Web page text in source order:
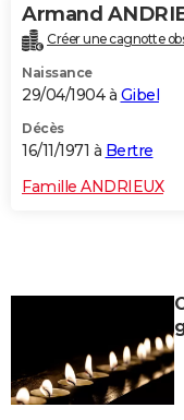
Armand
Créer une cagnotte
Naissance
29/04/1904 à Gibel
Décès
16/11/1971 à Bertre
Famille ANDRIEUX